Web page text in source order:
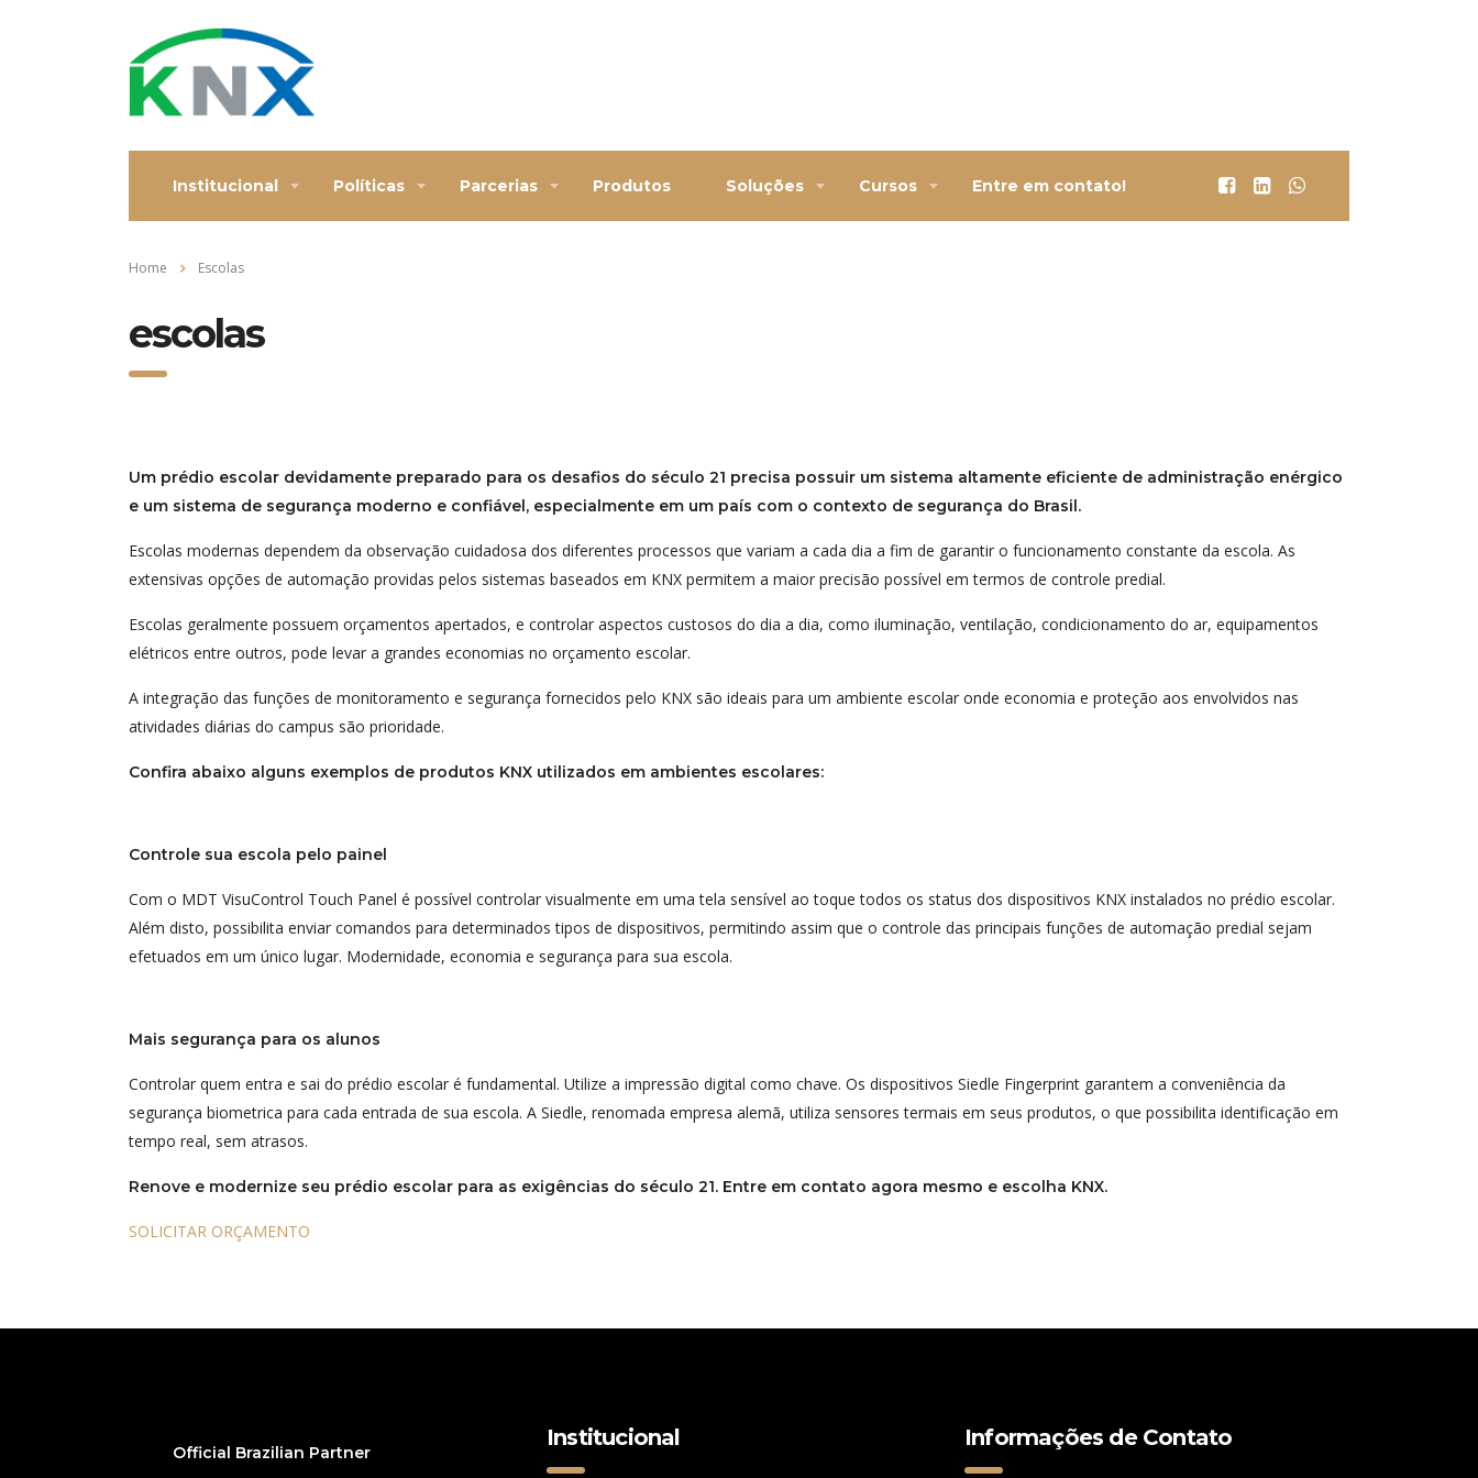
Institucional Políticas Parcerias Produtos Soluções Cursos Entre em contato!
Home Escolas
escolas
Um prédio escolar devidamente preparado para os desafios do século 21 precisa possuir um sistema altamente eficiente de administração enérgico
e um sistema de segurança moderno e confiável, especialmente em um país com o contexto de segurança do Brasil.
Escolas modernas dependem da observação cuidadosa dos diferentes processos que variam a cada dia a fim de garantir o funcionamento constante da escola. As
extensivas opções de automação providas pelos sistemas baseados em KNX permitem a maior precisão possível em termos de controle predial.
Escolas geralmente possuem orçamentos apertados, e controlar aspectos custosos do dia a dia, como iluminação, ventilação, condicionamento do ar, equipamentos
elétricos entre outros, pode levar a grandes economias no orçamento escolar.
A integração das funções de monitoramento e segurança fornecidos pelo KNX são ideais para um ambiente escolar onde economia e proteção aos envolvidos nas
atividades diárias do campus são prioridade.
Confira abaixo alguns exemplos de produtos KNX utilizados em ambientes escolares:
Controle sua escola pelo painel
Com o MDT VisuControl Touch Panel é possível controlar visualmente em uma tela sensível ao toque todos os status dos dispositivos KNX instalados no prédio escolar.
Além disto, possibilita enviar comandos para determinados tipos de dispositivos, permitindo assim que o controle das principais funções de automação predial sejam
efetuados em um único lugar. Modernidade, economia e segurança para sua escola.
Mais segurança para os alunos
Controlar quem entra e sai do prédio escolar é fundamental. Utilize a impressão digital como chave. Os dispositivos Siedle Fingerprint garantem a conveniência da
segurança biometrica para cada entrada de sua escola. A Siedle, renomada empresa alemã, utiliza sensores termais em seus produtos, o que possibilita identificação em
tempo real, sem atrasos.
Renove e modernize seu prédio escolar para as exigências do século 21. Entre em contato agora mesmo e escolha KNX.
SOLICITAR ORÇAMENTO
Official Brazilian Partner
Institucional Informações de Contato